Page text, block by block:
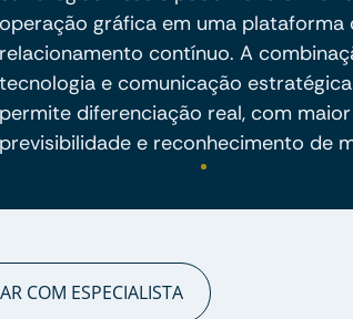
operação gráfica em uma plataforma
relacionamento contínuo. A
tecnologia e comunicação estratégica
permite diferenciação real, com maior
previsibilidade e reconhecimento de
COM ESPECIALISTA